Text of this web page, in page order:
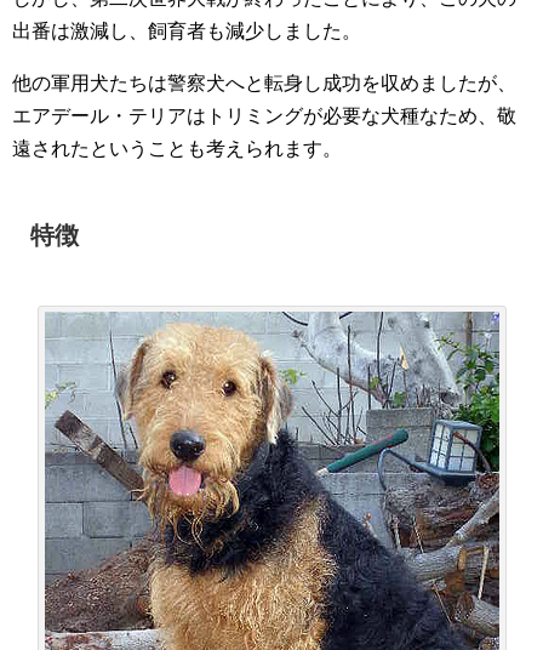
出番は激減し、飼育者も減少しました。
他の軍用犬たちは警察犬へと転身し成功を収めましたが、
エアデール・テリアはトリミングが必要な犬種なため、敬
遠されたということも考えられます。
特徴